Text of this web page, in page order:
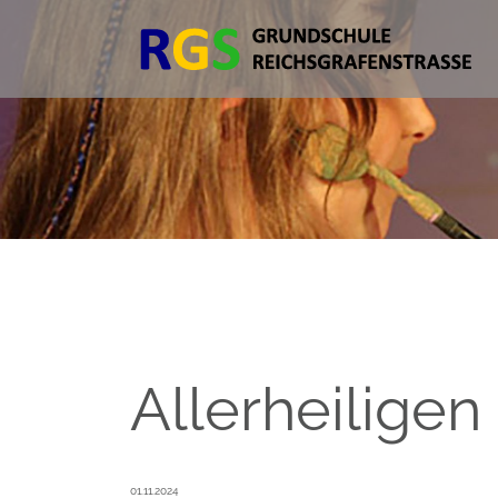
Allerheiligen
01.11.2024